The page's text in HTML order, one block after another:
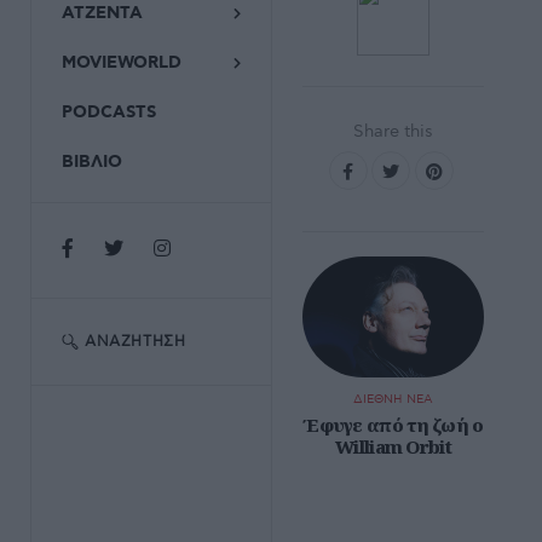
ΑΤΖΕΝΤΑ
MOVIEWORLD
PODCASTS
ΒΙΒΛΙΟ
ΑΝΑΖΉΤΗΣΗ
Share this
ΔΙΕΘΝΗ ΝΕΑ
Έφυγε από τη ζωή ο
William Orbit